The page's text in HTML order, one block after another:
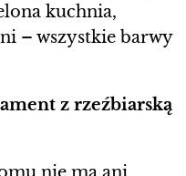
kuchnia,
– wszystkie barwy
z rzeźbiarską